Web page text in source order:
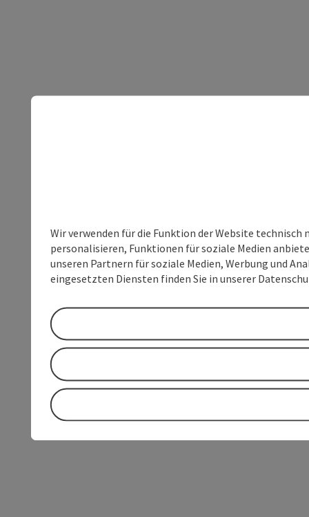
Wir verwenden für die Funktion der Website
personalisieren, Funktionen für soziale Medien
unseren Partnern für soziale Medien, Werbung und
eingesetzten Diensten finden Sie in unserer